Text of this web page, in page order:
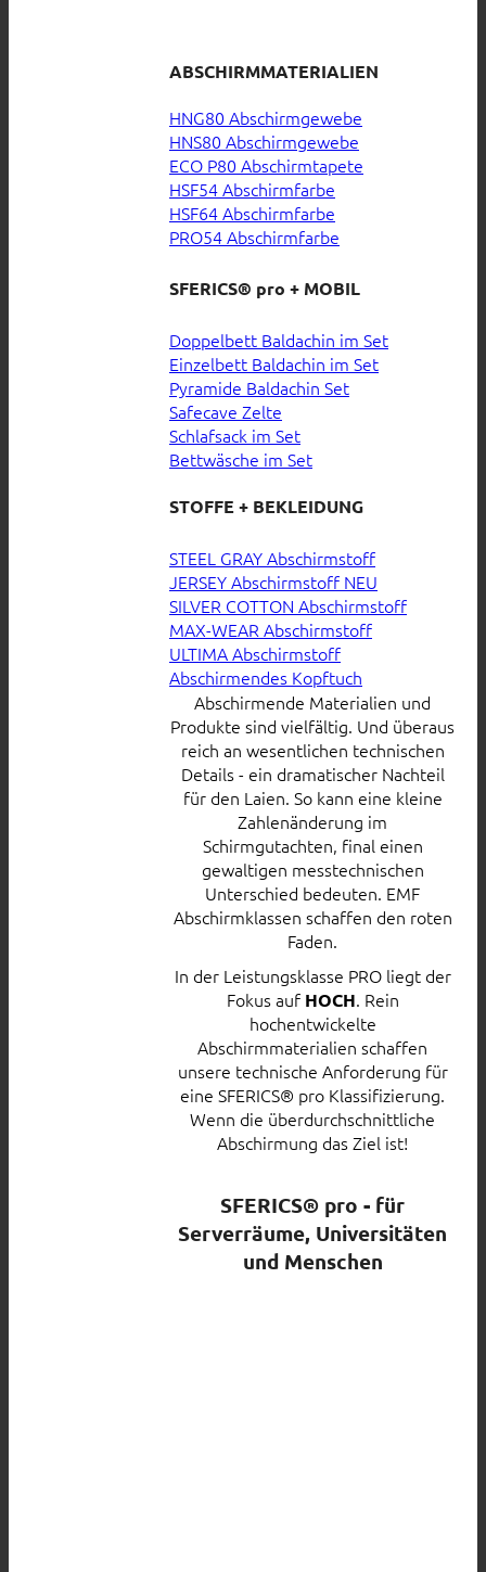
ABSCHIRMMATERIALIEN
HNG80 Abschirmgewebe
HNS80 Abschirmgewebe
ECO P80 Abschirmtapete
HSF54 Abschirmfarbe
HSF64 Abschirmfarbe
PRO54 Abschirmfarbe
SFERICS® pro + MOBIL
Doppelbett Baldachin im Set
Einzelbett Baldachin im Set
Pyramide Baldachin Set
Safecave Zelte
Schlafsack im Set
Bettwäsche im Set
STOFFE + BEKLEIDUNG
STEEL GRAY Abschirmstoff
JERSEY Abschirmstoff
SILVER COTTON Abschirmstoff
MAX-WEAR Abschirmstoff
ULTIMA Abschirmstoff
Abschirmendes Kopftuch
Abschirmende Materialien und
Produkte sind vielfältig. Und überaus
reich an wesentlichen technischen
Details - ein dramatischer Nachteil
für den Laien. So kann eine kleine
Zahlenänderung im
Schirmgutachten, final einen
gewaltigen messtechnischen
Unterschied bedeuten. EMF
Abschirmklassen schaffen den roten
Faden.
In der Leistungsklasse PRO liegt der
Fokus auf HOCH. Rein
hochentwickelte
Abschirmmaterialien schaffen
unsere technische Anforderung für
eine SFERICS® pro Klassifizierung.
Wenn die überdurchschnittliche
Abschirmung das Ziel ist!
SFERICS® pro - für
Serverräume, Universitäten
und Menschen